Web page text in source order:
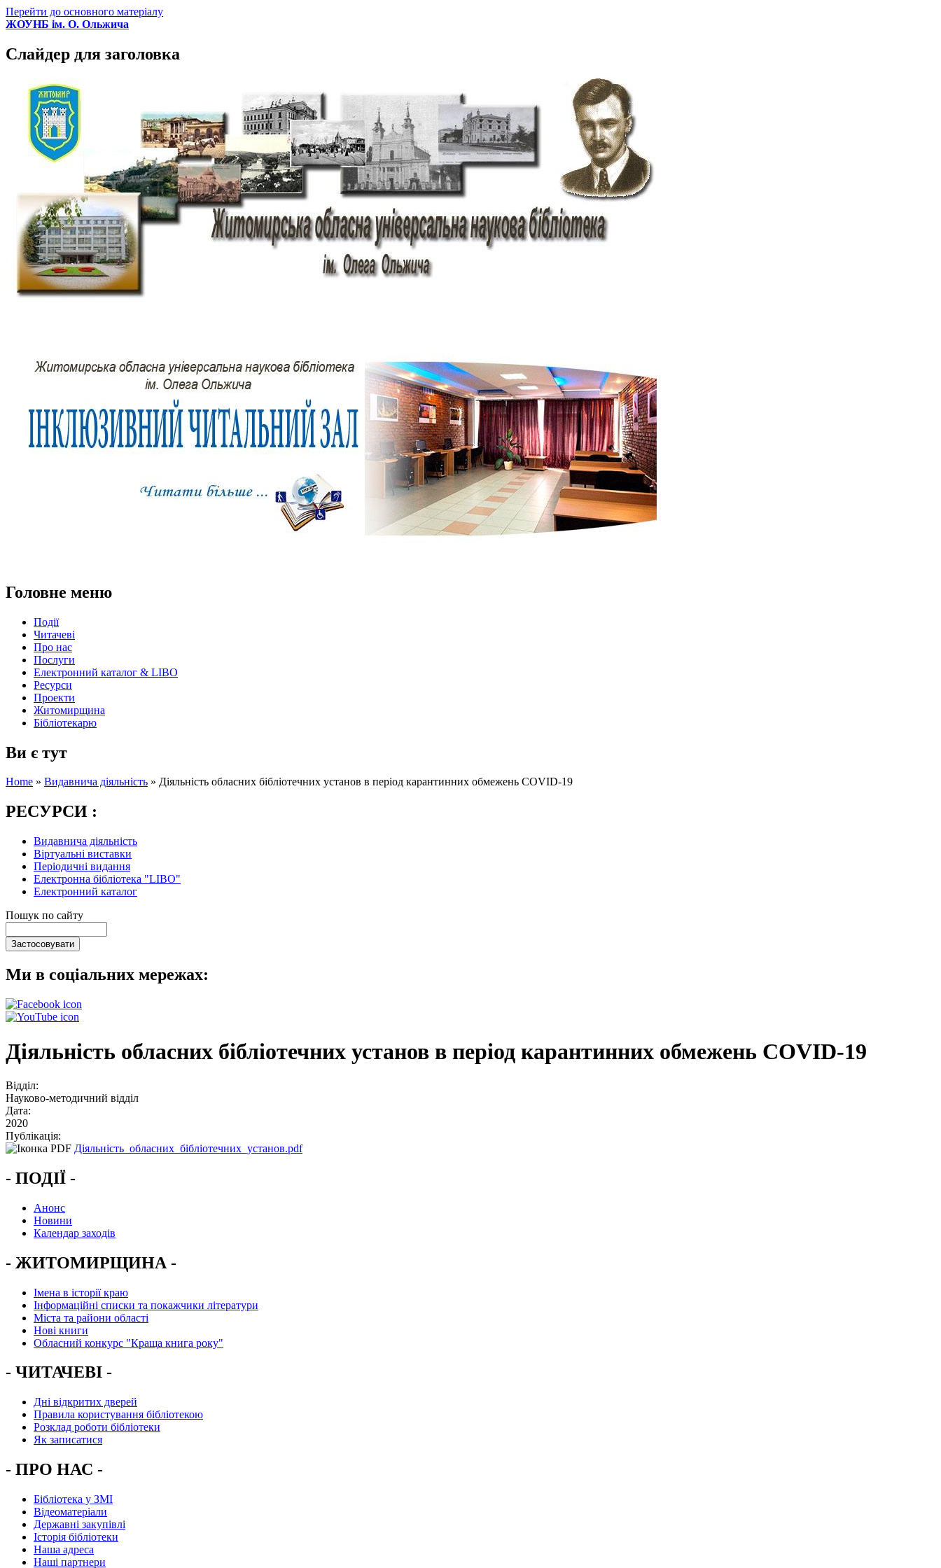
Перейти до основного матеріалу
ЖОУНБ ім. О. Ольжича
Слайдер для заголовка
Головне меню
Події
Читачеві
Про нас
Послуги
Електронний каталог & LIBO
Ресурси
Проекти
Житомирщина
Бібліотекарю
Ви є тут
Home » Видавнича діяльність » Діяльність обласних бібліотечних установ в період карантинних обмежень COVID-19
РЕСУРСИ :
Видавнича діяльність
Віртуальні виставки
Періодичні видання
Електронна бібліотека "LIBO"
Електронний каталог
Пошук по сайту
Ми в соціальних мережах:
Діяльність обласних бібліотечних установ в період карантинних обмежень COVID-19
Відділ:
Науково-методичний відділ
Дата:
2020
Публікація:
Діяльність_обласних_бібліотечних_установ.pdf
- ПОДІЇ -
Анонс
Новини
Календар заходів
- ЖИТОМИРЩИНА -
Імена в історії краю
Інформаційні списки та покажчики літератури
Міста та райони області
Нові книги
Обласний конкурс "Краща книга року"
- ЧИТАЧЕВІ -
Дні відкритих дверей
Правила користування бібліотекою
Розклад роботи бібліотеки
Як записатися
- ПРО НАС -
Бібліотека у ЗМІ
Відеоматеріали
Державні закупівлі
Історія бібліотеки
Наша адреса
Наші партнери